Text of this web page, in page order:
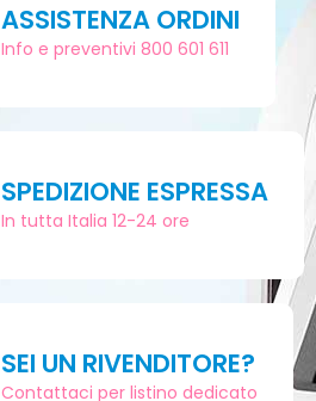
ASSISTENZA ORDINI
Info e preventivi 800 601 611
SPEDIZIONE ESPRESSA
In tutta Italia 12-24 ore
SEI UN RIVENDITORE?
Contattaci per listino dedicato